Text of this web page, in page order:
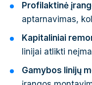
Profilaktinė
aptarnavimas,
Kapitaliniai
linijai atlikti
Gamybos linijų